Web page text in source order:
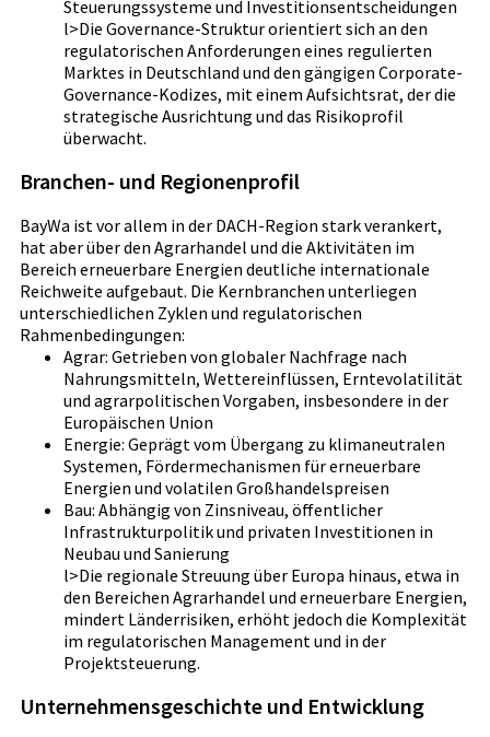
Steuerungssysteme und Investitionsentscheidungen
l>Die Governance-Struktur orientiert sich an den
regulatorischen Anforderungen eines regulierten
Marktes in Deutschland und den gängigen Corporate-
Governance-Kodizes, mit einem Aufsichtsrat, der die
strategische Ausrichtung und das Risikoprofil
überwacht.
Branchen- und Regionenprofil
BayWa ist vor allem in der DACH-Region stark verankert,
hat aber über den Agrarhandel und die Aktivitäten im
Bereich erneuerbare Energien deutliche internationale
Reichweite aufgebaut. Die Kernbranchen unterliegen
unterschiedlichen Zyklen und regulatorischen
Rahmenbedingungen:
Agrar: Getrieben von globaler Nachfrage nach
Nahrungsmitteln, Wettereinflüssen, Erntevolatilität
und agrarpolitischen Vorgaben, insbesondere in der
Europäischen Union
Energie: Geprägt vom Übergang zu klimaneutralen
Systemen, Fördermechanismen für erneuerbare
Energien und volatilen Großhandelspreisen
Bau: Abhängig von Zinsniveau, öffentlicher
Infrastrukturpolitik und privaten Investitionen in
Neubau und Sanierung
l>Die regionale Streuung über Europa hinaus, etwa in
den Bereichen Agrarhandel und erneuerbare Energien,
mindert Länderrisiken, erhöht jedoch die Komplexität
im regulatorischen Management und in der
Projektsteuerung.
Unternehmensgeschichte und Entwicklung